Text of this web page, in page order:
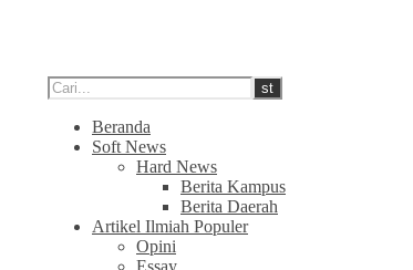
Beranda
Soft News
Hard News
Berita Kampus
Berita Daerah
Artikel Ilmiah Populer
Opini
Essay